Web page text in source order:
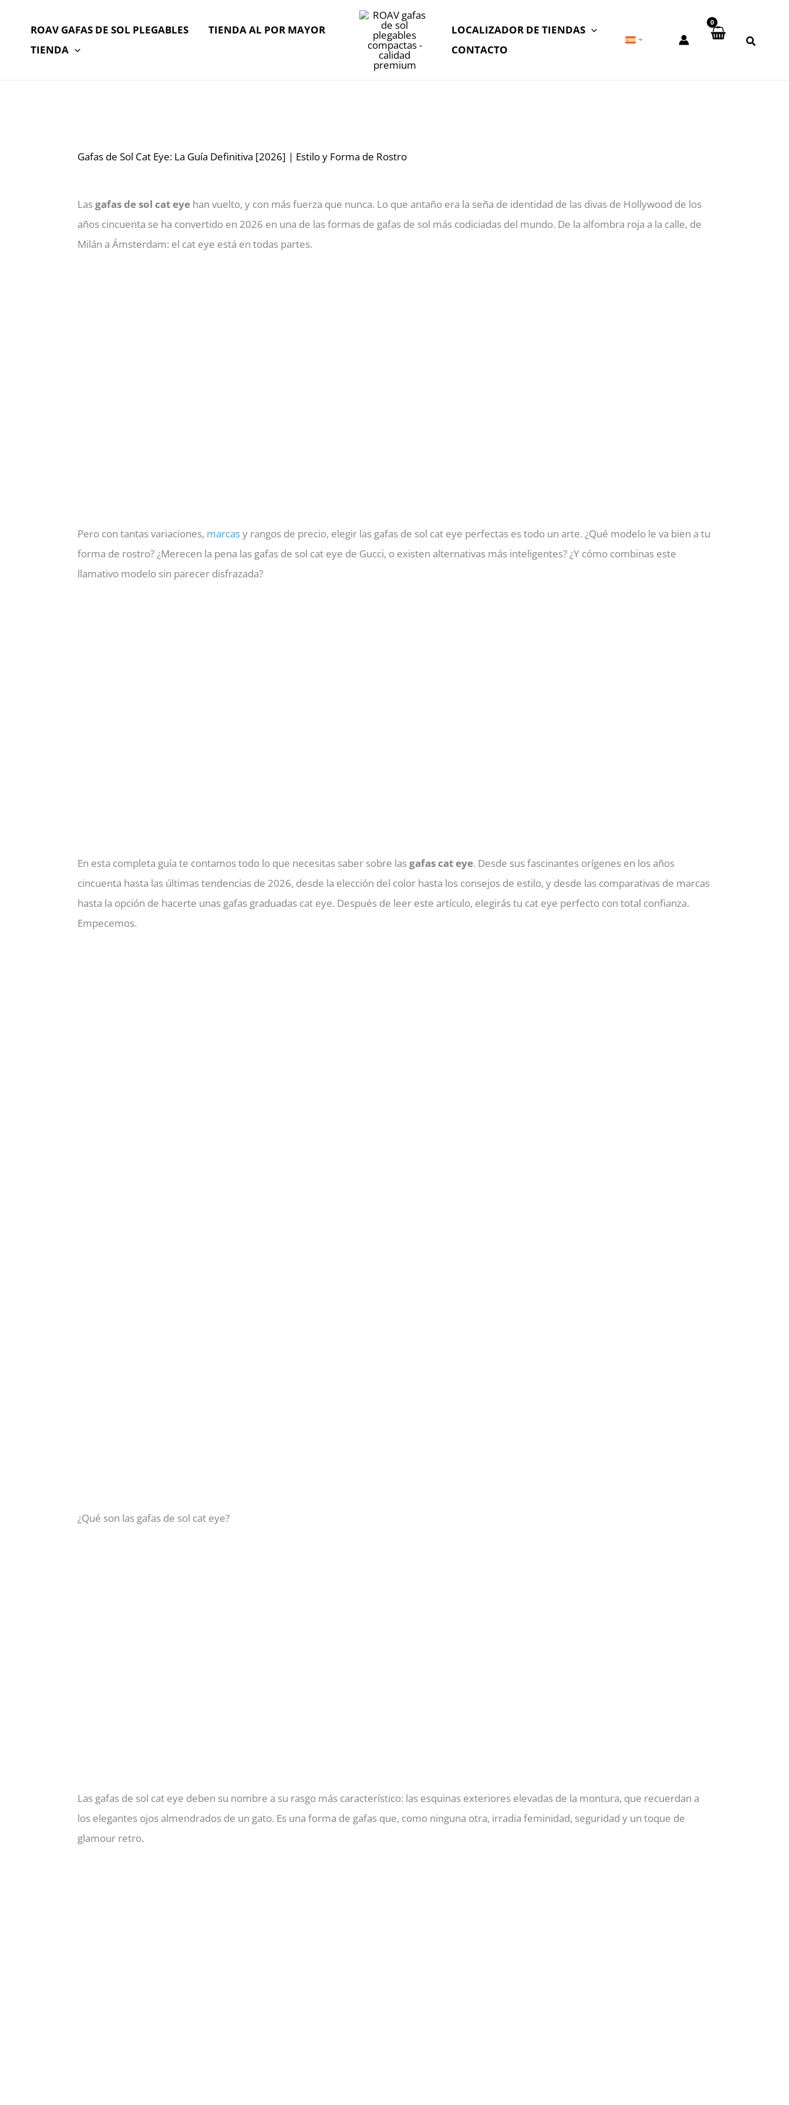
contenido
ROAV GAFAS DE SOL PLEGABLES
TIENDA AL POR MAYOR
TIENDA
LOCALIZADOR DE TIENDAS
CONTACTO
Gafas de Sol Cat Eye: La Guía Definitiva [2026] | Estilo y Forma de Rostro
Lasgafas de sol cat eye han vuelto, y con más fuerza que nunca. Lo que antaño era la seña de identidad de las divas de Hollywood de los
años cincuenta se ha convertido en 2026 en una de las formas de gafas de sol más codiciadas del mundo. De la alfombra roja a la calle, de
Milán a Ámsterdam: el cat eye está en todas partes.
Pero con tantas variaciones, marcasy rangos de precio, elegir las gafas de sol cat eye perfectas es todo un arte. ¿Qué modelo le va bien a tu
forma de rostro? ¿Merecen la pena las gafas de sol cat eye de Gucci, o existen alternativas más inteligentes? ¿Y cómo combinas este
llamativo modelo sin parecer disfrazada?
En esta completa guía te contamos todo lo que necesitas saber sobre lasgafas cat eye. Desde sus fascinantes orígenes en los años
cincuenta hasta las últimas tendencias de 2026, desde la elección del color hasta los consejos de estilo, y desde las comparativas de marcas
hasta la opción de hacerte unas gafas graduadas cat eye. Después de leer este artículo, elegirás tu cat eye perfecto con total confianza.
Empecemos.
¿Qué son las gafas de sol cat eye?
Las gafas de sol cat eye deben su nombre a su rasgo más característico: las esquinas exteriores elevadas de la montura, que recuerdan a
los elegantes ojos almendrados de un gato. Es una forma de gafas que, como ninguna otra, irradia feminidad, seguridad y un toque de
glamour retro.